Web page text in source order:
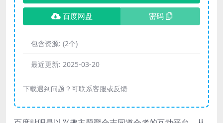
百度网盘 密码
包含资源: (2个)
最近更新: 2025-03-20
下载遇到问题？可联系客服或反馈